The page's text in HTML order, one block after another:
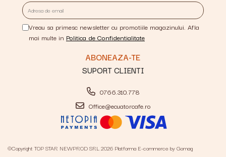
Vreau sa primesc newsletter cu promotiile magazinului. Afla
mai multe in Politica de Confidentialitate
SUPORT CLIENTI
0766.310.778
Office@ecuatorcafe.ro
©Copyright TOP STAR NEWPROD SRL 2026 Platforma E-commerce by Gomag